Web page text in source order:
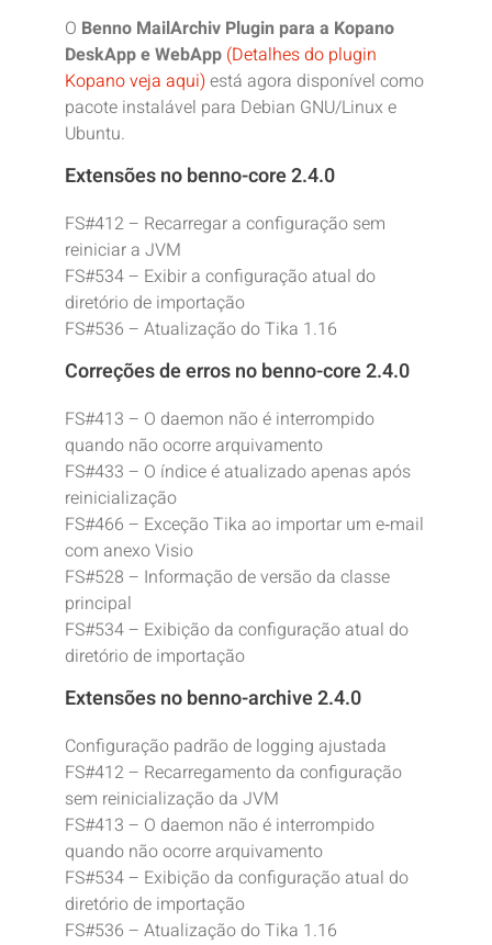
O Benno MailArchiv Plugin para a Kopano
DeskApp e WebApp (Detalhes do plugin
Kopano veja aqui)está agora disponível como
pacote instalável para Debian GNU/Linux e
Ubuntu.
Extensões no benno-core 2.4.0
FS#412 – Recarregar a configuração sem
reiniciar a JVM
FS#534 – Exibir a configuração atual do
diretório de importação
FS#536 – Atualização do Tika 1.16
Correções de erros no benno-core 2.4.0
FS#413 – O daemon não é interrompido
quando não ocorre arquivamento
FS#433 – O índice é atualizado apenas após
reinicialização
FS#466 – Exceção Tika ao importar um e‑mail
com anexo Visio
FS#528 – Informação de versão da classe
principal
FS#534 – Exibição da configuração atual do
diretório de importação
Extensões no benno-archive 2.4.0
Configuração padrão de logging ajustada
FS#412 – Recarregamento da configuração
sem reinicialização da JVM
FS#413 – O daemon não é interrompido
quando não ocorre arquivamento
FS#534 – Exibição da configuração atual do
diretório de importação
FS#536 – Atualização do Tika 1.16